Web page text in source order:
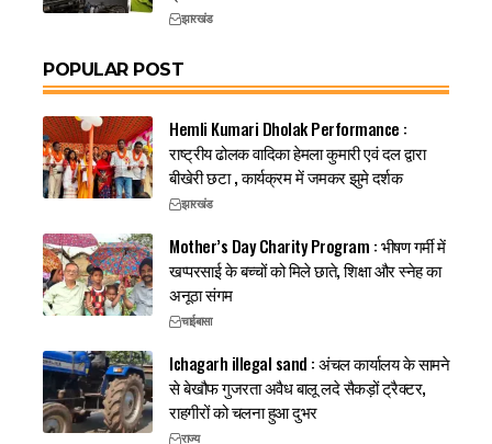
झारखंड
POPULAR POST
Hemli Kumari Dholak Performance :
राष्ट्रीय ढोलक वादिका हेमला कुमारी एवं दल द्वारा
बीखेरी छटा , कार्यक्रम में जमकर झुमे दर्शक
झारखंड
Mother’s Day Charity Program : भीषण गर्मी में
खप्परसाई के बच्चों को मिले छाते, शिक्षा और स्नेह का
अनूठा संगम
चाईबासा
Ichagarh illegal sand : अंचल कार्यालय के सामने
से बेखौफ गुजरता अवैध बालू लदे सैकड़ों ट्रैक्टर,
राहगीरों को चलना हुआ दुभर
राज्य